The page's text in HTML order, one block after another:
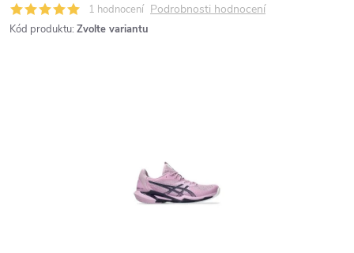
1 hodnocení Podrobnosti hodnocení
Kód produktu: Zvolte variantu